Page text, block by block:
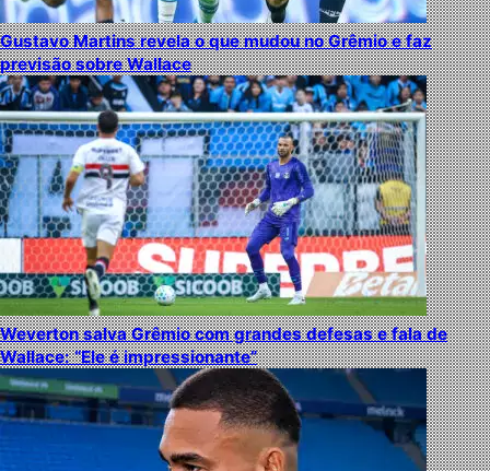
Gustavo Martins revela o que mudou no Grêmio e faz
previsão sobre Wallace
Weverton salva Grêmio com grandes defesas e fala de
Wallace: “Ele é impressionante”